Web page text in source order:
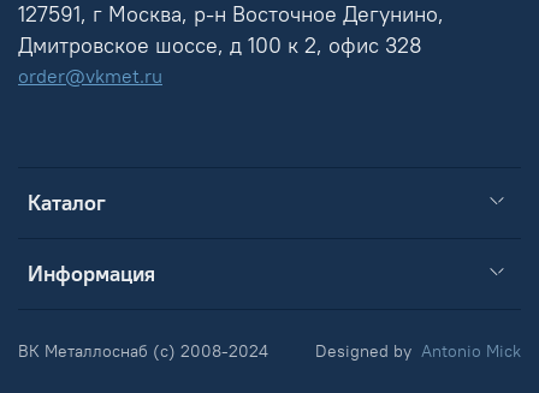
Каталог
Информация
127591, г Москва, р-н Восточное Дегунино,
Дмитровское шоссе, д 100 к 2, офис 328
order@vkmet.ru
ВК Металлоснаб (c) 2008-2024 Designed by Antonio Mick